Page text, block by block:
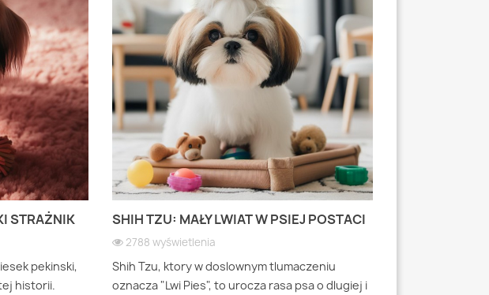
STRAŻNIK
pekinski,
historii.
SHIH TZU: MAŁY LWIAT W PSIEJ POSTACI
2788 wyświetlenia
Shih Tzu, ktory w doslownym tlumaczeniu
oznacza "Lwi Pies", to urocza rasa psa o dlugiej i